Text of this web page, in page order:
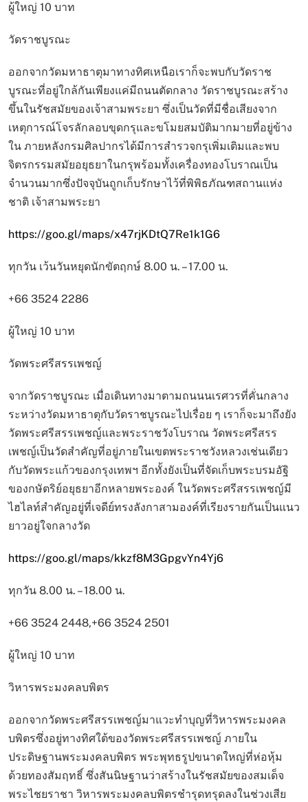
ผู้ใหญ่ 10 บาท
วัดราชบูรณะ
ออกจากวัดมหาธาตุมาทางทิศเหนือเราก็จะพบกับวัดราช
บูรณะที่อยู่ใกล้กันเพียงแค่มีถนนตัดกลาง วัดราชบูรณะสร้าง
ขึ้นในรัชสมัยของเจ้าสามพระยา ซึ่งเป็นวัดที่มีชื่อเสียงจาก
เหตุการณ์โจรลักลอบขุดกรุและขโมยสมบัติมากมายที่อยู่ข้าง
ใน ภายหลังกรมศิลปากรได้มีการสำรวจกรุเพิ่มเติมและพบ
จิตรกรรมสมัยอยุธยาในกรุพร้อมทั้งเครื่องทองโบราณเป็น
จำนวนมากซึ่งปัจจุบันถูกเก็บรักษาไว้ที่พิพิธภัณฑสถานแห่ง
ชาติ เจ้าสามพระยา
https://goo.gl/maps/x47rjKDtQ7Re1k1G6
ทุกวัน เว้นวันหยุดนักขัตฤกษ์ 8.00 น. – 17.00 น.
+66 3524 2286
ผู้ใหญ่ 10 บาท
วัดพระศรีสรรเพชญ์
จากวัดราชบูรณะ เมื่อเดินทางมาตามถนนนเรศวรที่คั่นกลาง
ระหว่างวัดมหาธาตุกับวัดราชบูรณะไปเรื่อย ๆ เราก็จะมาถึงยัง
วัดพระศรีสรรเพชญ์และพระราชวังโบราณ วัดพระศรีสรร
เพชญ์เป็นวัดสำคัญที่อยู่ภายในเขตพระราชวังหลวงเช่นเดียว
กับวัดพระแก้วของกรุงเทพฯ อีกทั้งยังเป็นที่จัดเก็บพระบรมอัฐิ
ของกษัตริย์อยุธยาอีกหลายพระองค์ ในวัดพระศรีสรรเพชญ์มี
ไฮไลท์สำคัญอยู่ที่เจดีย์ทรงลังกาสามองค์ที่เรียงรายกันเป็นแนว
ยาวอยู่ใจกลางวัด
https://goo.gl/maps/kkzf8M3GpgvYn4Yj6
ทุกวัน 8.00 น. – 18.00 น.
+66 3524 2448,+66 3524 2501
ผู้ใหญ่ 10 บาท
วิหารพระมงคลบพิตร
ออกจากวัดพระศรีสรรเพชญ์มาแวะทำบุญที่วิหารพระมงคล
บพิตรซึ่งอยู่ทางทิศใต้ของวัดพระศรีสรรเพชญ์ ภายใน
ประดิษฐานพระมงคลบพิตร พระพุทธรูปขนาดใหญ่ที่ห่อหุ้ม
ด้วยทองสัมฤทธิ์ ซึ่งสันนิษฐานว่าสร้างในรัชสมัยของสมเด็จ
พระไชยราชา วิหารพระมงคลบพิตรชำรุดทรุดลงในช่วงเสีย